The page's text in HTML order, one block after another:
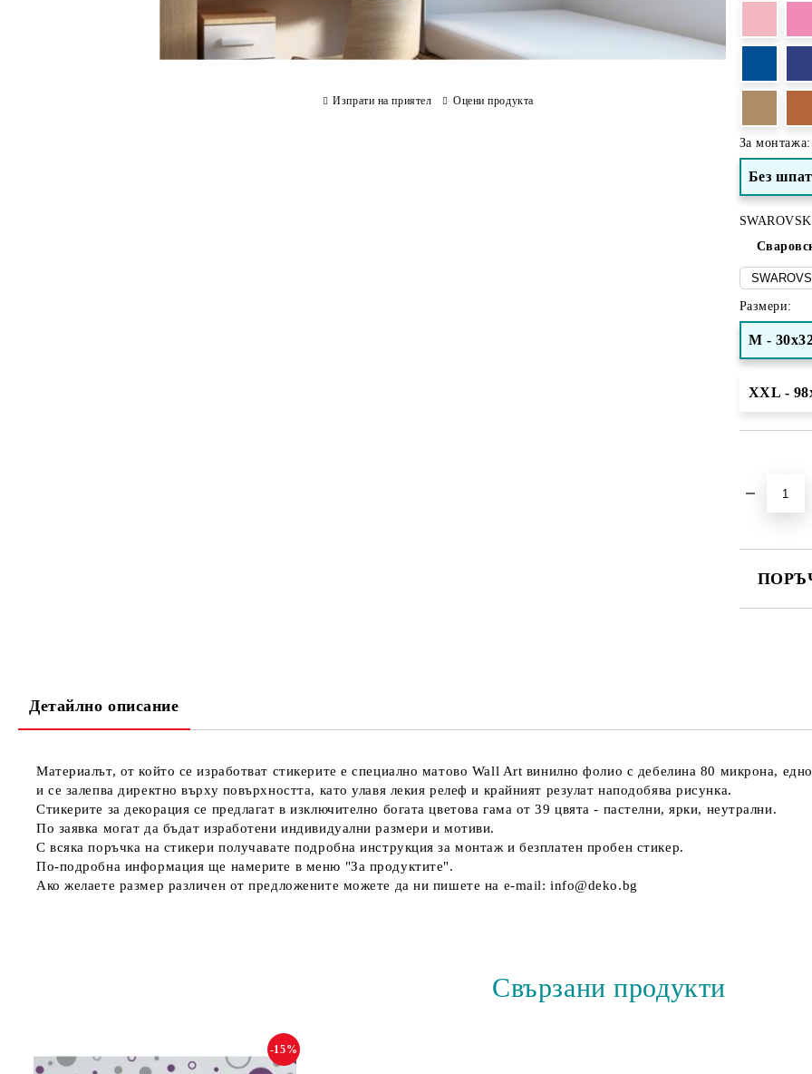
За монтажа:
Без
Размери:
M -
XXL -
Изпрати на приятел Оцени продукта
Детайлно описание
Материалът, от който се изработват стикерите е специално матово Wall Art винилно фолио с дебелина 80 микрона,
и се залепва директно върху повърхността, като улавя лекия релеф и крайният резулат наподобява рисунка.
Стикерите за декорация се предлагат в изключително богата цветова гама от 39 цвятa - пастелни, ярки, неутрални.
По заявка могат да бъдат изработени индивидуални размери и мотиви.
С всяка поръчка на стикери получавате подробна инструкция за монтаж и безплатен пробен стикер.
По-подробна информация ще намерите в меню "За продуктите".
Ако желаете размер различен от предложените можете да ни пишете на e-mail: info@deko.bg
Свързани продукти
-15%